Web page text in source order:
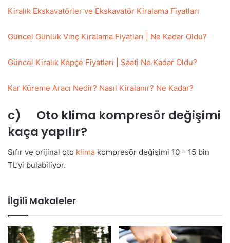
Kiralık Ekskavatörler ve Ekskavatör Kiralama Fiyatları
Güncel Günlük Vinç Kiralama Fiyatları | Ne Kadar Oldu?
Güncel Kiralık Kepçe Fiyatları | Saati Ne Kadar Oldu?
Kar Küreme Aracı Nedir? Nasıl Kiralanır? Ne Kadar?
c) Oto klima kompresör değişimi
kaça yapılır?
Sıfır ve orijinal oto klima kompresör değişimi 10 – 15 bin
TL’yi bulabiliyor.
İlgili Makaleler